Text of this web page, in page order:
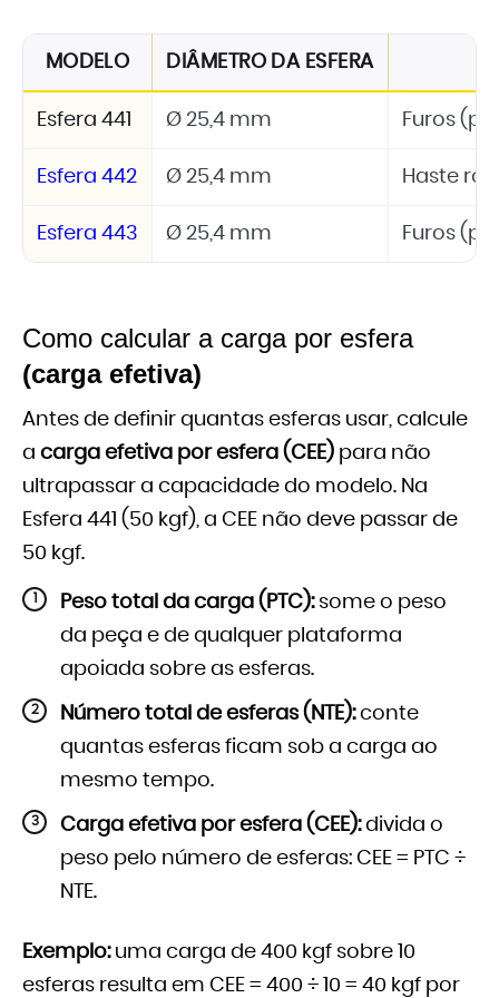
MODELO DIÂMETRO DA ESFERA
Esfera 441 Ø 25,4 mm Furos
Esfera 442 Ø 25,4 mm Haste
Esfera 443 Ø 25,4 mm Furos
Como calcular a carga por esfera
(carga efetiva)
Antes de definir quantas esferas usar, calcule
a carga efetiva por esfera (CEE) para não
ultrapassar a capacidade do modelo. Na
Esfera 441 (50 kgf), a CEE não deve passar de
50 kgf.
Peso total da carga (PTC):some o peso
da peça e de qualquer plataforma
apoiada sobre as esferas.
Número total de esferas (NTE):conte
quantas esferas ficam sob a carga ao
mesmo tempo.
Carga efetiva por esfera (CEE):divida o
peso pelo número de esferas: CEE = PTC ÷
NTE.
Exemplo:uma carga de 400 kgf sobre 10
esferas resulta em CEE = 400 ÷ 10 = 40 kgf por